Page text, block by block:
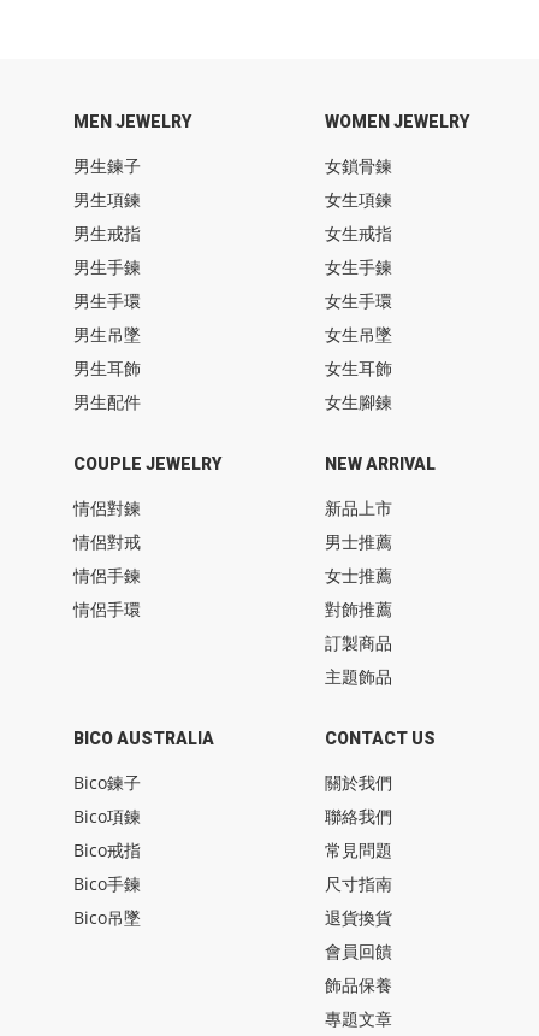
MEN JEWELRY
男生鍊子
男生項鍊
男生戒指
男生手鍊
男生手環
男生吊墜
男生耳飾
男生配件
WOMEN JEWELRY
女鎖骨鍊
女生項鍊
女生戒指
女生手鍊
女生手環
女生吊墜
女生耳飾
女生腳鍊
COUPLE JEWELRY
情侶對鍊
情侶對戒
情侶手鍊
情侶手環
BICO AUSTRALIA
Bico鍊子
Bico項鍊
Bico戒指
Bico手鍊
Bico吊墜
NEW ARRIVAL
新品上市
男士推薦
女士推薦
對飾推薦
訂製商品
主題飾品
CONTACT US
關於我們
聯絡我們
常見問題
尺寸指南
退貨換貨
會員回饋
飾品保養
專題文章